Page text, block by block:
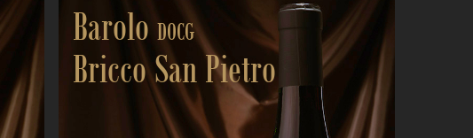
BaroloDOCG
Bricco San Pietro